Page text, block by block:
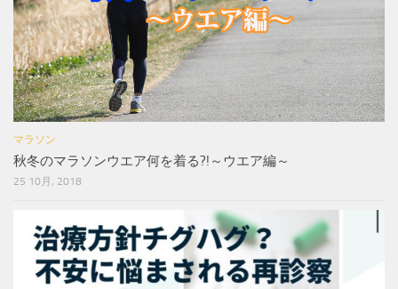
マラソン
秋冬のマラソンウエア何を着る?!～ウエア編～
25 10月, 2018